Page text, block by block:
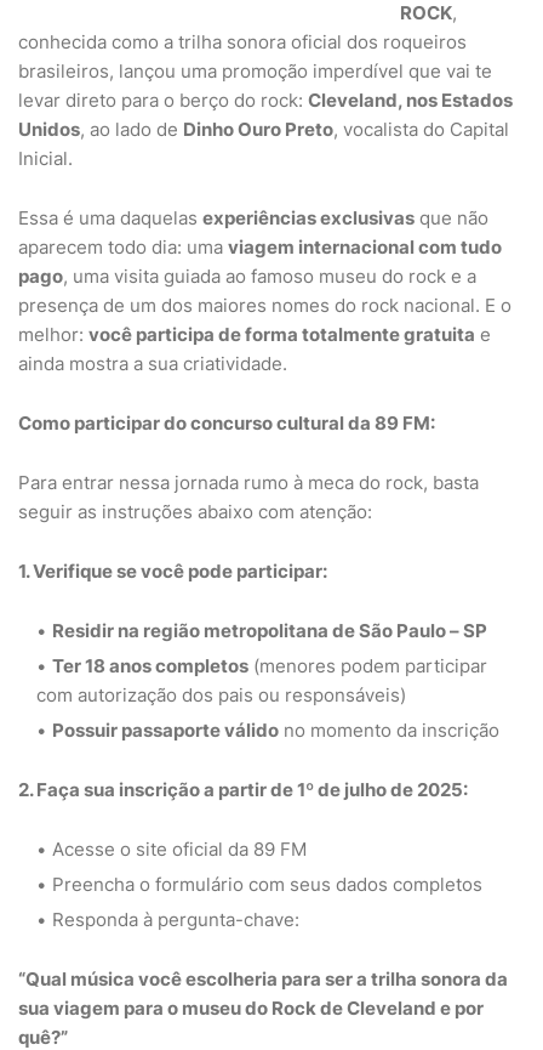
ROCK,
conhecida como a trilha sonora oficial dos roqueiros
brasileiros, lançou uma promoção imperdível que vai te
levar direto para o berço do rock: Cleveland, nos Estados
Unidos, ao lado de Dinho Ouro Preto, vocalista do Capital
Inicial.
Essa é uma daquelas experiências exclusivas que não
aparecem todo dia: uma viagem internacional com tudo
pago, uma visita guiada ao famoso museu do rock e a
presença de um dos maiores nomes do rock nacional. E o
melhor: você participa de forma totalmente gratuita e
ainda mostra a sua criatividade.
Como participar do concurso cultural da 89 FM:
Para entrar nessa jornada rumo à meca do rock, basta
seguir as instruções abaixo com atenção:
1. Verifique se você pode participar:
Residir na região metropolitana de São Paulo – SP
Ter 18 anos completos (menores podem participar
com autorização dos pais ou responsáveis)
Possuir passaporte válido no momento da inscrição
2. Faça sua inscrição a partir de 1º de julho de 2025:
Acesse o site oficial da 89 FM
Preencha o formulário com seus dados completos
Responda à pergunta-chave:
“Qual música você escolheria para ser a trilha sonora da
sua viagem para o museu do Rock de Cleveland e por
quê?”